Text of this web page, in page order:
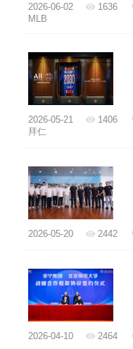
2026-06-02 1636
MLB
2026-05-21 1406
拜仁
2026-05-20 2442
2026-04-10 2464